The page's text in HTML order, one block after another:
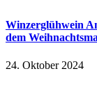
Winzerglühwein
dem
24. Oktober 2024